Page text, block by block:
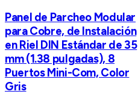
Panel de Parcheo Modular
para Cobre, de Instalación
en Riel DIN Estándar de 35
mm (1.38 pulgadas), 8
Puertos Mini-Com, Color
Gris